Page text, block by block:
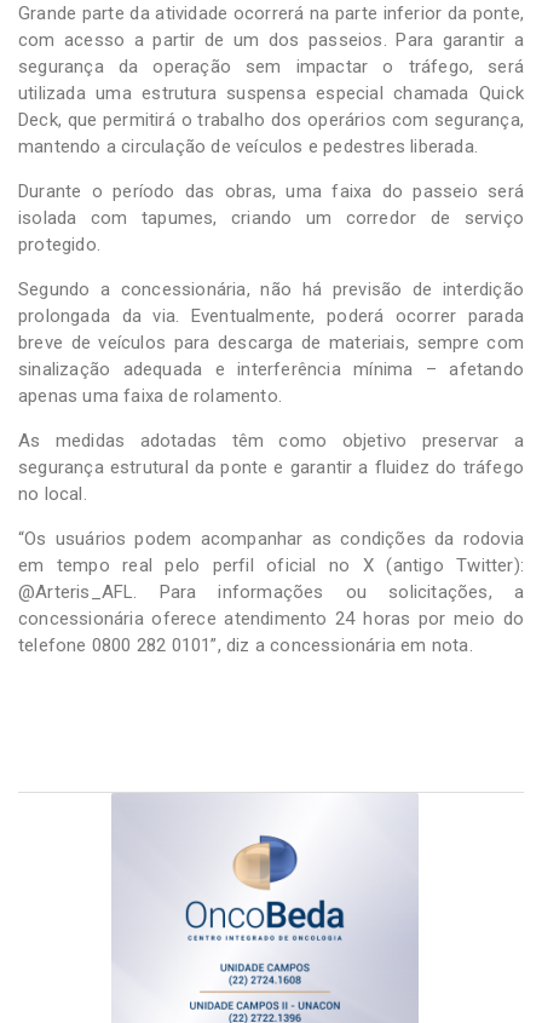
Grande parte da atividade ocorrerá na parte inferior da ponte,
com acesso a partir de um dos passeios. Para garantir a
segurança da operação sem impactar o tráfego, será
utilizada uma estrutura suspensa especial chamada Quick
Deck, que permitirá o trabalho dos operários com segurança,
mantendo a circulação de veículos e pedestres liberada.
Durante o período das obras, uma faixa do passeio será
isolada com tapumes, criando um corredor de serviço
protegido.
Segundo a concessionária, não há previsão de interdição
prolongada da via. Eventualmente, poderá ocorrer parada
breve de veículos para descarga de materiais, sempre com
sinalização adequada e interferência mínima – afetando
apenas uma faixa de rolamento.
As medidas adotadas têm como objetivo preservar a
segurança estrutural da ponte e garantir a fluidez do tráfego
no local.
“Os usuários podem acompanhar as condições da rodovia
em tempo real pelo perfil oficial no X (antigo Twitter):
@Arteris_AFL. Para informações ou solicitações, a
concessionária oferece atendimento 24 horas por meio do
telefone 0800 282 0101”, diz a concessionária em nota.